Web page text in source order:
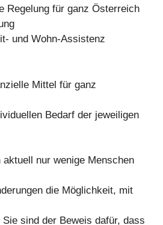
Regelung für ganz Österreich
und Wohn-Assistenz
Mittel für ganz
Bedarf der jeweiligen
nur wenige Menschen
die Möglichkeit, mit
sind der Beweis dafür, dass